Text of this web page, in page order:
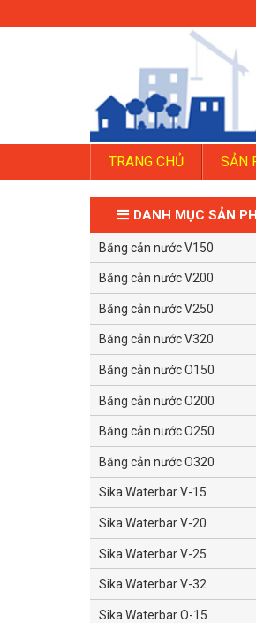
TRANG CHỦ SẢN
DANH MỤC SẢN
Băng cản nước V150
Băng cản nước V200
Băng cản nước V250
Băng cản nước V320
Băng cản nước O150
Băng cản nước O200
Băng cản nước O250
Băng cản nước O320
Sika Waterbar V-15
Sika Waterbar V-20
Sika Waterbar V-25
Sika Waterbar V-32
Sika Waterbar O-15